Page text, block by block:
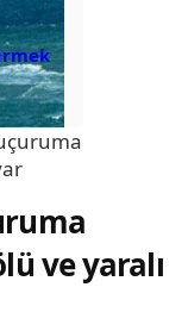
ve yaralı